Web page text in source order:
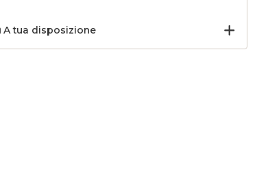
A tua disposizione
Set di 12 palline di